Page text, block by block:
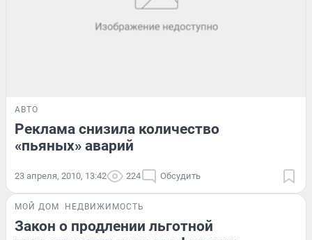
АВТО
Реклама снизила количество
«пьяных» аварий
23 апреля, 2010, 13:42 224 Обсудить
МОЙ ДОМ НЕДВИЖИМОСТЬ
Закон о продлении льготной